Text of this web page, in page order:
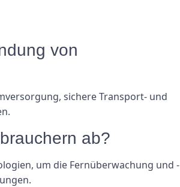
von
sichere Transport- und
ab?
um die Fernüberwachung und -